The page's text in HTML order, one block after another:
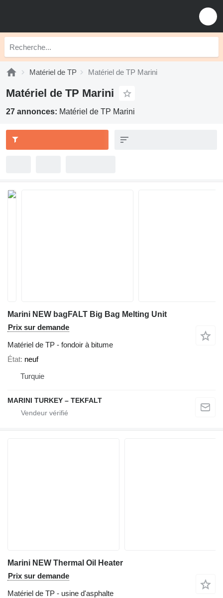
Matériel de TP Matériel de TP Marini
Matériel de TP Marini
27 annonces: Matériel de TP Marini
Marini NEW bagFALT Big Bag Melting Unit
Prix sur demande
Matériel de TP - fondoir à bitume
État neuf
Turquie
MARINI TURKEY – TEKFALT
Marini NEW Thermal Oil Heater
Prix sur demande
Matériel de TP - usine d'asphalte